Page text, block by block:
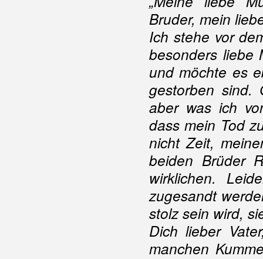
Bruder, mein
Ich stehe vor
besonders liebe
und möchte es
gestorben sind.
aber was ich
dass mein Tod
nicht Zeit,
beiden Brüder
wirklichen.
zugesandt
stolz sein wird,
Dich lieber
manchen